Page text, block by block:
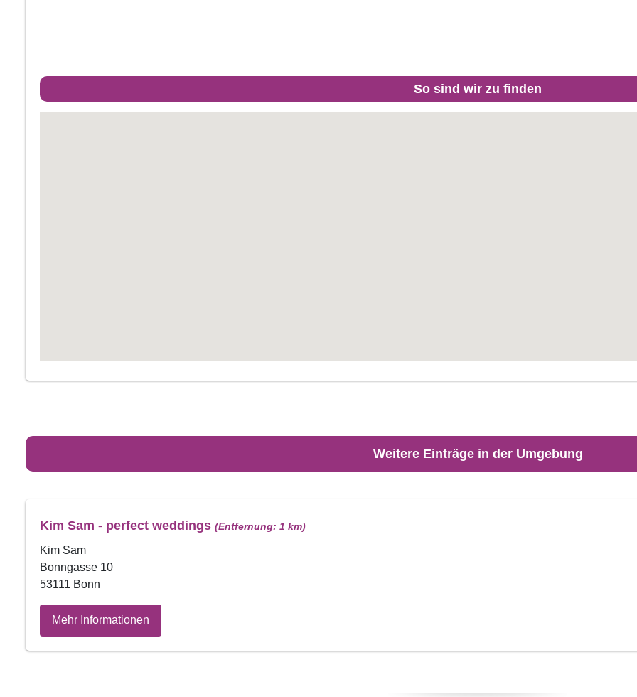
So sind wir zu finden
Weitere Einträge in der Umgebung
Kim Sam - perfect weddings (Entfernung: 1 km)
Kim Sam
Bonngasse 10
53111 Bonn
Mehr Informationen